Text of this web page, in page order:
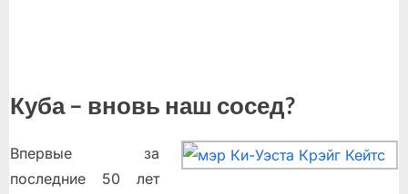
Куба – вновь наш сосед?
Впервые за
последние 50 лет